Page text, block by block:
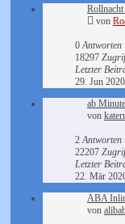
von
0Antworten
18297
Letzter
29. Jun
ab
von
2Antworten
22207
Letzter
22. Mär
ABA
von